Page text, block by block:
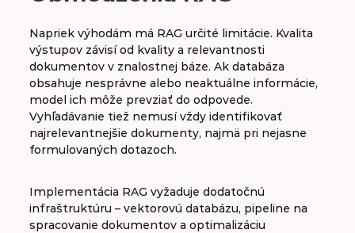
Napriek výhodám má RAG určité limitácie. Kvalita
výstupov závisí od kvality a relevantnosti
dokumentov v znalostnej báze. Ak databáza
obsahuje nesprávne alebo neaktuálne informácie,
model ich môže prevziať do odpovede.
Vyhľadávanie tiež nemusí vždy identifikovať
najrelevantnejšie dokumenty, najmä pri nejasne
formulovaných dotazoch.
Implementácia RAG vyžaduje dodatočnú
infraštruktúru – vektorovú databázu, pipeline na
spracovanie dokumentov a optimalizáciu